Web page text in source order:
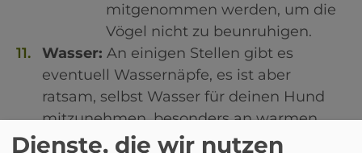
mitgenommen werden, um die
Vögel nicht zu beunruhigen.
Wasser: An einigen Stellen gibt es
eventuell Wassernäpfe, es ist aber
ratsam, selbst Wasser für deinen Hund
mitzunehmen, besonders an warmen
Tagen.
Dienste, die wir nutzen